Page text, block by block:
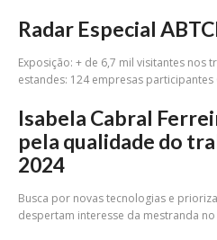
Radar Especial
Exposição: + de 6,7 mil visitantes nos
estandes: 124 empresas
Isabela Cabral
pela qualidade do
2024
Busca por novas tecnologias e
despertam interesse da mestranda